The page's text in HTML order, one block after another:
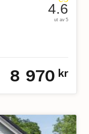
4.6
ut av 5
8 970 kr